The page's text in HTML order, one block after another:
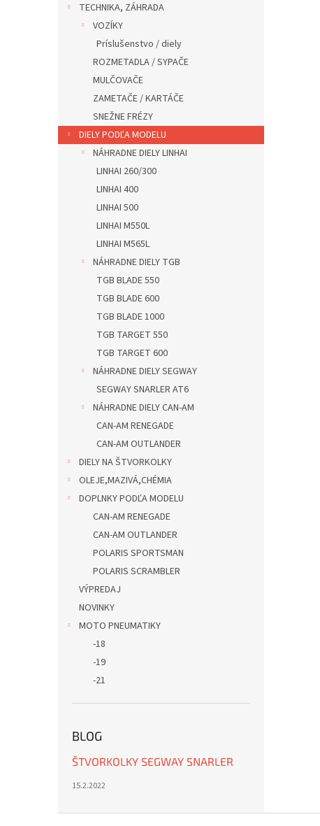
TECHNIKA, ZÁHRADA
VOZÍKY
Príslušenstvo / diely
ROZMETADLA / SYPAČE
MULČOVAČE
ZAMETAČE / KARTÁČE
SNEŽNE FRÉZY
DIELY PODĽA MODELU
NÁHRADNE DIELY LINHAI
LINHAI 260/300
LINHAI 400
LINHAI 500
LINHAI M550L
LINHAI M565L
NÁHRADNE DIELY TGB
TGB BLADE 550
TGB BLADE 600
TGB BLADE 1000
TGB TARGET 550
TGB TARGET 600
NÁHRADNE DIELY SEGWAY
SEGWAY SNARLER AT6
NÁHRADNE DIELY CAN-AM
CAN-AM RENEGADE
CAN-AM OUTLANDER
DIELY NA ŠTVORKOLKY
OLEJE,MAZIVÁ,CHÉMIA
DOPLNKY PODĽA MODELU
CAN-AM RENEGADE
CAN-AM OUTLANDER
POLARIS SPORTSMAN
POLARIS SCRAMBLER
VÝPREDAJ
NOVINKY
MOTO PNEUMATIKY
-18
-19
-21
BLOG
ŠTVORKOLKY SEGWAY SNARLER
15.2.2022